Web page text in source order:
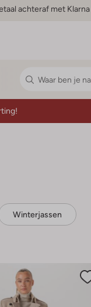
achteraf met Klarna
Winterjassen